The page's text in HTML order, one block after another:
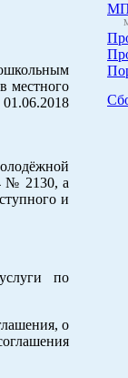
местного
№ 2130, а
и
по
о